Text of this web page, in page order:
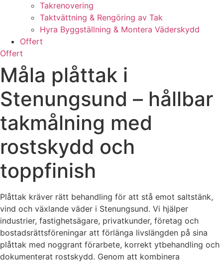
Takrenovering
Taktvättning & Rengöring av Tak
Hyra Byggställning & Montera Väderskydd
Offert
Offert
Måla plåttak i
Stenungsund – hållbar
takmålning med
rostskydd och
toppfinish
Plåttak kräver rätt behandling för att stå emot saltstänk,
vind och växlande väder i Stenungsund. Vi hjälper
industrier, fastighetsägare, privatkunder, företag och
bostadsrättsföreningar att förlänga livslängden på sina
plåttak med noggrant förarbete, korrekt ytbehandling och
dokumenterat rostskydd. Genom att kombinera